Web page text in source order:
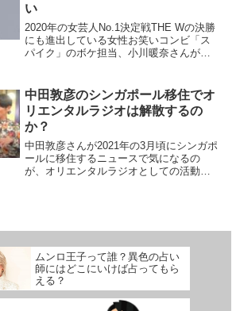
い
2020年の女芸人No.1決定戦THE Wの決勝
にも進出している女性お笑いコンビ「ス
パイク」のボケ担当、小川暖奈さんがか
スにやられる芸人さんも多いみたいで
す。今回は、ス...
中田敦彦のシンガポール移住でオ
リエンタルラジオは解散するの
か？
中田敦彦さんが2021年の3月頃にシンガポ
ールに移住するニュースで気になるの
が、オリエンタルラジオとしての活動を
ムンロ王子って誰？異色の占い
師にはどこにいけば占ってもら
える？